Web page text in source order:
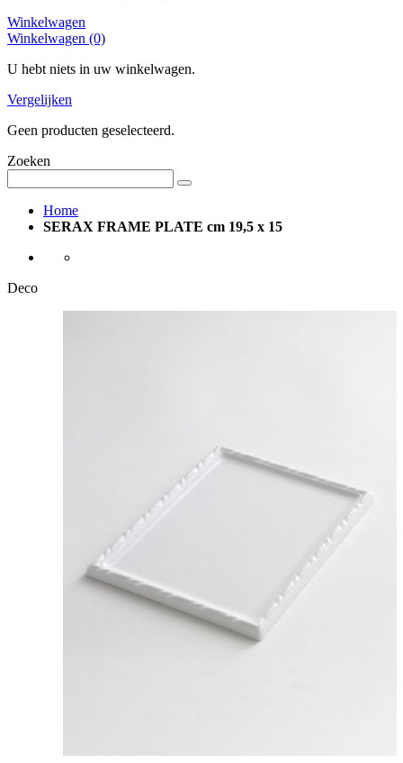
Winkelwagen
Winkelwagen (0)
U hebt niets in uw winkelwagen.
Vergelijken
Geen producten geselecteerd.
Zoeken
Home
SERAX FRAME PLATE cm 19,5 x 15
Deco